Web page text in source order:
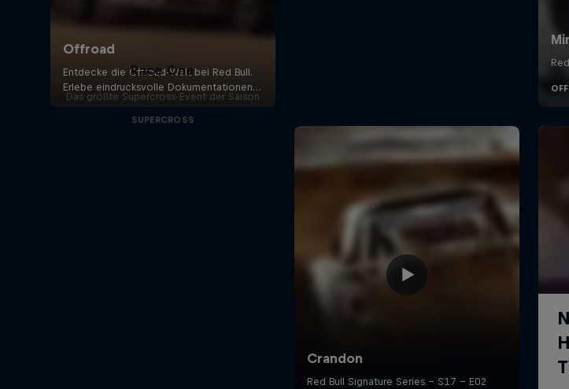
Race One
Das größte Supercross-Event der Saison
SUPERCROSS